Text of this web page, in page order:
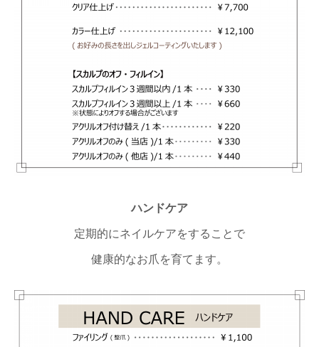
ハンドケア
定期的にネイルケアをすることで
健康的なお爪を育てます。